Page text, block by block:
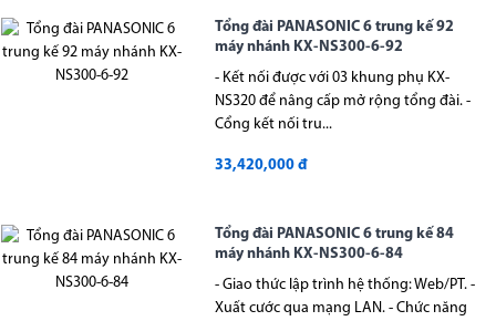
Tổng đài PANASONIC 6 trung kế 92
máy nhánh KX-NS300-6-92
- Kết nối được với 03 khung phụ KX-
NS320 để nâng cấp mở rộng tổng đài. -
Cổng kết nối tru...
33,420,000 đ
Tổng đài PANASONIC 6 trung kế 84
máy nhánh KX-NS300-6-84
- Giao thức lập trình hệ thống: Web/PT. -
Xuất cước qua mạng LAN. - Chức năng